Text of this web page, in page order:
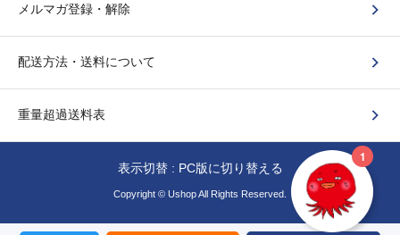
メルマガ登録・解除
配送方法・送料について
重量超過送料表
表示切替 : PC版に切り替える
Copyright © Ushop All Rights Reserved.